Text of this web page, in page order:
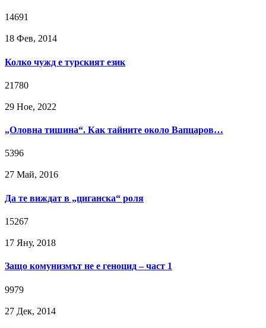
14691
18 Фев, 2014
Колко чужд е турският език
21780
29 Ное, 2022
„Оловна тишина“. Как тайните около Вапцаров…
5396
27 Май, 2016
Да те виждат в „циганска“ роля
15267
17 Яну, 2018
Защо комунизмът не е геноцид – част 1
9979
27 Дек, 2014